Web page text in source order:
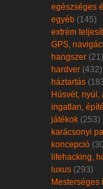
egészséges
egyéb (145)
extrém
GPS,
hangszer (21)
hardver (432)
háztartás
Húsvét, nyúl,
ingatlan,
játékok (253)
karácsonyi
koncepció
lifehacking,
luxus (293)